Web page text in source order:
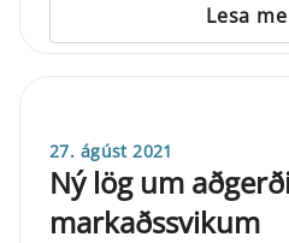
Lesa
27. ágúst 2021
Ný lög um
markaðssvikum